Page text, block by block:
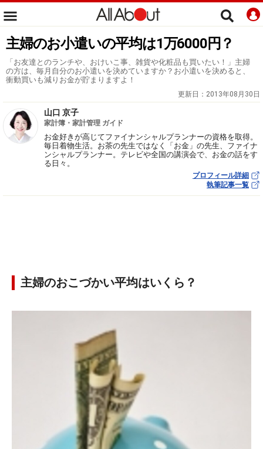
主婦のお小遣いの平均は1万6000円？
「お友達とのランチや、おけいこ事、雑貨や化粧品も買いたい！」主婦
の方は、毎月自分のお小遣いを決めていますか？お小遣いを決めると、
衝動買いも減りお金が貯まりますよ！
更新日： 2013年08月30日
山口 京子
家計簿・家計管理 ガイド
お金好きが高じてファイナンシャルプランナーの資格を取得。
毎日着物生活。お茶の先生ではなく「お金」の先生、ファイナ
ンシャルプランナー。テレビや全国の講演会で、お金の話をす
る日々。
プロフィール詳細
執筆記事一覧
主婦のおこづかい平均はいくら？